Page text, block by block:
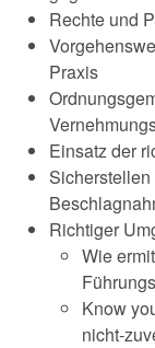
Rechte und
Praxis
Einsatz der
Richtiger
Wie
Know
nicht-